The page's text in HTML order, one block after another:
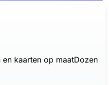
en kaarten op maatDozen